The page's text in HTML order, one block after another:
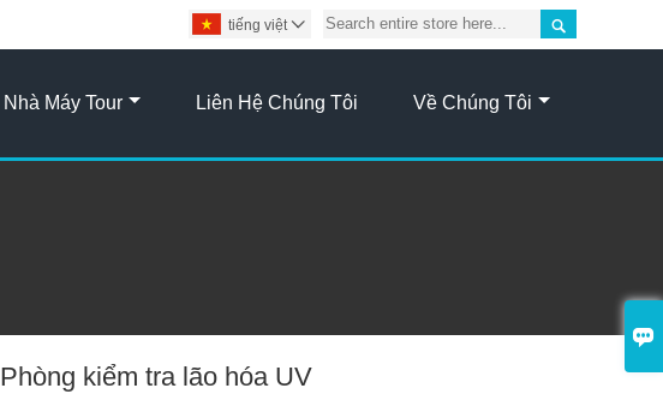


tiếng việt 
Nhà Máy Tour Liên Hệ Chúng Tôi Về Chúng Tôi
Phòng kiểm tra lão hóa UV